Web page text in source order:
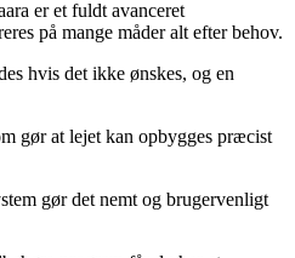
er et fuldt avanceret
på mange måder alt efter behov.
hvis det ikke ønskes, og en
gør at lejet kan opbygges præcist
gør det nemt og brugervenligt